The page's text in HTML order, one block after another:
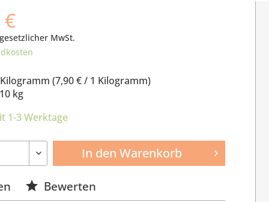
€
MwSt.
(7,90 €/ 1 Kilogramm)
10 kg
1-3 Werktage
In den Warenkorb
Bewerten